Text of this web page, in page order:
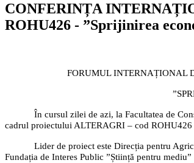
CONFERINȚA
ROHU426 - ”Sprijinirea
FORUMUL INTERNAȚIONAL
În cursul zilei de azi, la Facultatea de
cadrul proiectului ALTERAGRI – cod
Lider de proiect este Direcția pentru
Fundația de Interes Public ”Știință pentru mediu”